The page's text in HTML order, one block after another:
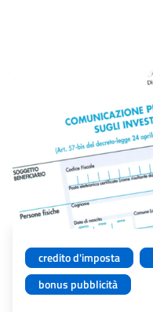
credito d'imposta
bonus pubblicità